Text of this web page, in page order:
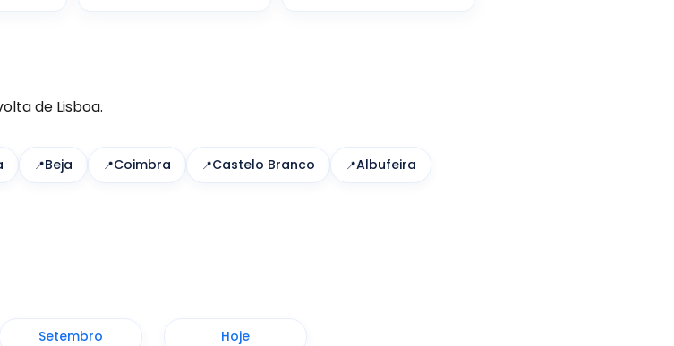
de Lisboa.
Beja Coimbra Castelo Branco Albufeira
Setembro Hoje